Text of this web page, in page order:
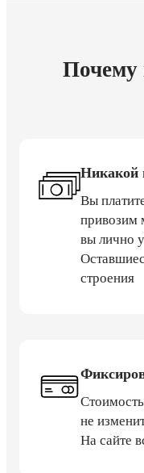
Почему
Никакой
Вы
привозим
вы лично
строения
не
На сайте